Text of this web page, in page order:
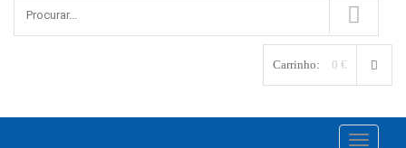
Carrinho: 0 €
Toggle